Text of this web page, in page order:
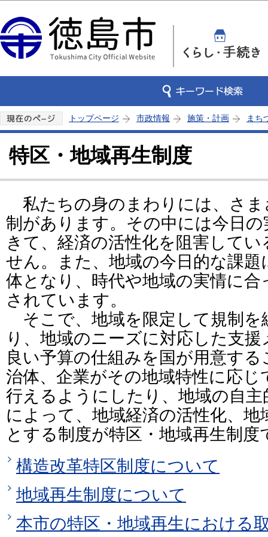
トップページ 市政情報 施策・計画 まち
特区・地域再生制度
私たちの身のまわりには、さま
制があります。その中には今日
きて、経済の活性化を阻害して
せん。また、地域の今日的な課
体となり、時代や地域の実情に
されています。
そこで、地域を限定して規制を
り、地域のニーズに対応した支
良い予算の仕組みを国が用意す
治体、企業がその地域特性に応
行えるようにしたり、地域の自
によって、地域経済の活性化、
とする制度が特区・地域再生制度
構造改革特区制度について
地域再生制度について
本市の特区・地域再生における